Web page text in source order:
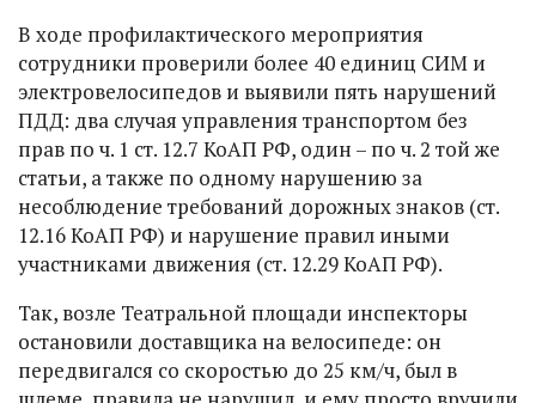
В ходе профилактического мероприятия
сотрудники проверили более 40 единиц СИМ и
электровелосипедов и выявили пять нарушений
ПДД: два случая управления транспортом без
прав по ч. 1 ст. 12.7 КоАП РФ, один – по ч. 2 той же
статьи, а также по одному нарушению за
несоблюдение требований дорожных знаков (ст.
12.16 КоАП РФ) и нарушение правил иными
участниками движения (ст. 12.29 КоАП РФ).
Так, возле Театральной площади инспекторы
остановили доставщика на велосипеде: он
передвигался со скоростью до 25 км/ч, был в